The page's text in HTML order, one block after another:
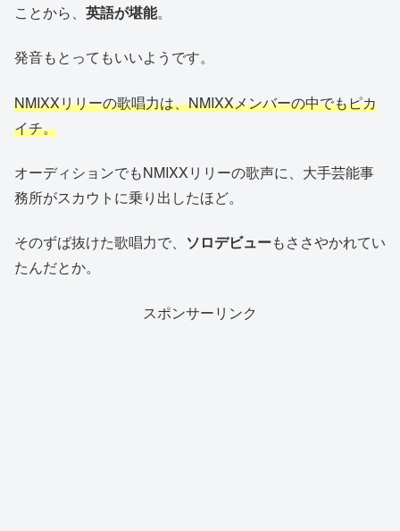
ことから、 英語が堪能。
発音もとってもいいようです。
NMIXXリリーの歌唱力は、NMIXXメンバーの中でもピカ
イチ。
オーディションでもNMIXXリリーの歌声に、大手芸能事
務所がスカウトに乗り出したほど。
そのずば抜けた歌唱力で、 ソロデビューもささやかれてい
たんだとか。
スポンサーリンク